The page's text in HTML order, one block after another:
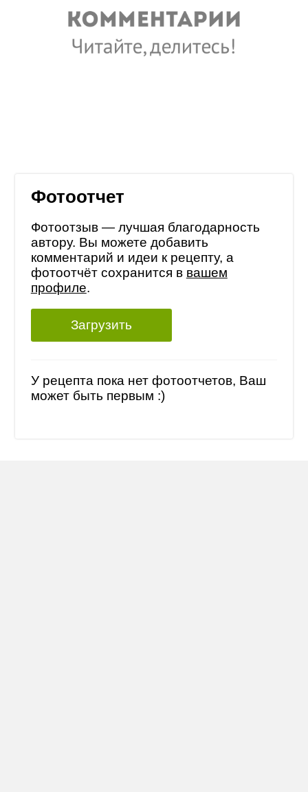
Фотоотчет
Фотоотзыв — лучшая благодарность
автору. Вы можете добавить
комментарий и идеи к рецепту, а
фотоотчёт сохранится в вашем
профиле.
Загрузить
У рецепта пока нет фотоотчетов, Ваш
может быть первым :)